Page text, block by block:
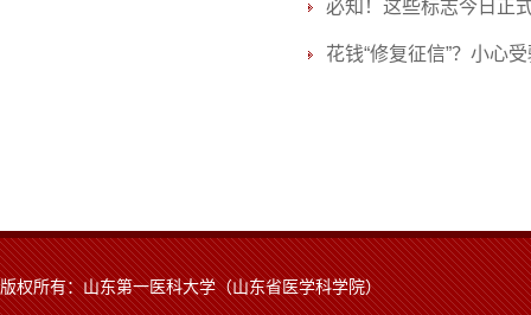
必知！这些标志今日正
花钱“修复征信”？小心受
版权所有：山东第一医科大学（山东省医学科学院）